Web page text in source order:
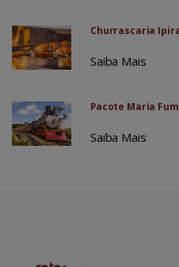
Churrascaria
Saiba Mais
Pacote Maria
Saiba Mais